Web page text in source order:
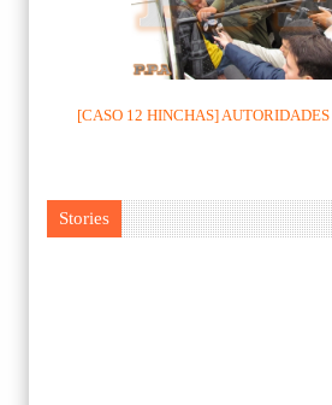
[CASO 12 HINCHAS] AUTORIDADES
Stories